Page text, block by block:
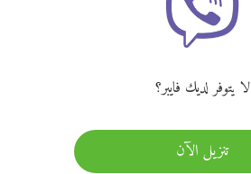
لا يتوفر لديك فايبر؟
تنزيل الآن